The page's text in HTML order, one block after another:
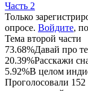
Часть 2
Только
опросе. Войдите,
Тема второй части
73.68%Давай про
20.39%Расскажи
5.92%В целом
Проголосовали 152